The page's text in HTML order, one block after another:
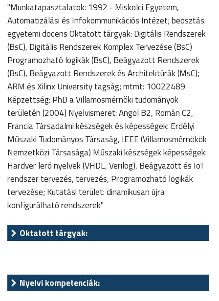
"Munkatapasztalatok: 1992 - Miskolci Egyetem,
Automatizálási és Infokommunikációs Intézet; beosztás:
egyetemi docens Oktatott tárgyak: Digitális Rendszerek
(BsC), Digitális Rendszerek Komplex Tervezése (BsC)
Programozható logikák (BsC), Beágyazott Rendszerek
(BsC), Beágyazott Rendszerek és Architektúrák (MsC);
ARM és Xilinx University tagság; mtmt: 10022489
Képzettség: PhD a Villamosmérnöki tudományok
területén (2004) Nyelvismeret: Angol B2, Román C2,
Francia Társadalmi készségek és képességek: Erdélyi
Műszaki Tudományos Társaság, IEEE (Villamosmérnökök
Nemzetközi Társasága) Műszaki készségek képességek:
Hardver leró nyelvek (VHDL, Verilog), Beágyazott és IoT
rendszer tervezés, tervezés, Programozható logikák
tervezése; Kutatási terület: dinamikusan újra
konfigurálható rendszerek"
Oktatott tárgyak:
Nyelvi kompetenciák: